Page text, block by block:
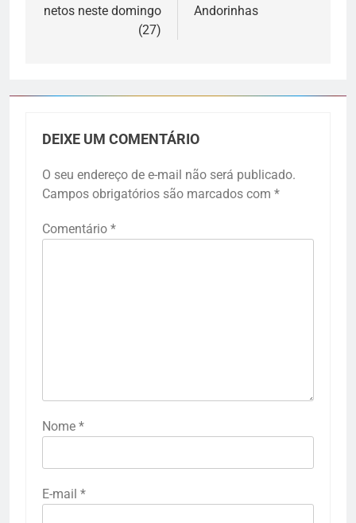
netos neste domingo
(27)
Andorinhas
DEIXE UM COMENTÁRIO
O seu endereço de e-mail não será publicado.
Campos obrigatórios são marcados com *
Comentário *
Nome *
E-mail *